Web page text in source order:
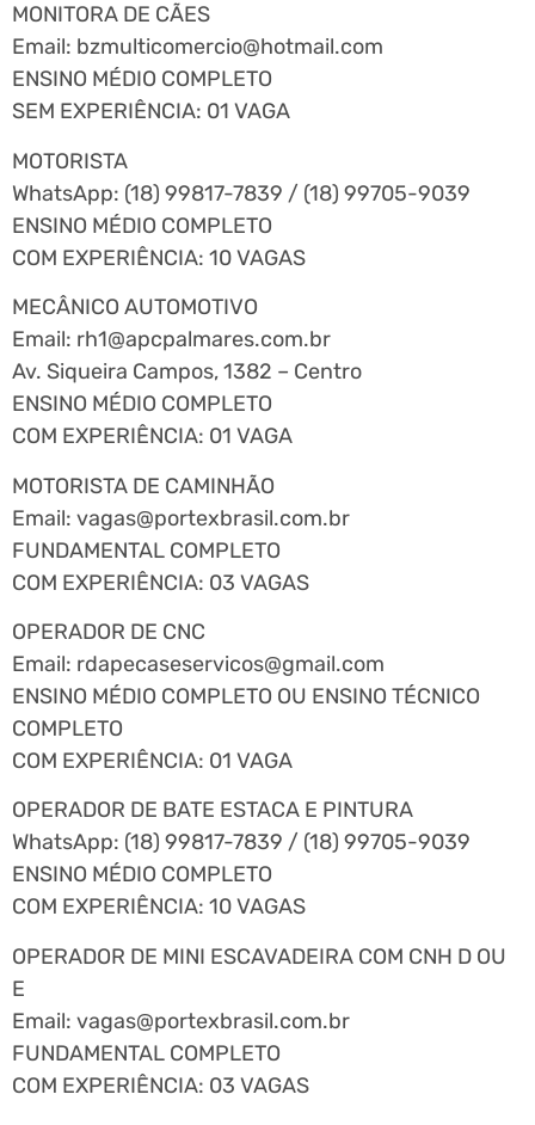
MONITORA DE CÃES
Email: bzmulticomercio@hotmail.com
ENSINO MÉDIO COMPLETO
SEM EXPERIÊNCIA: 01 VAGA
MOTORISTA
WhatsApp: (18) 99817-7839 / (18) 99705-9039
ENSINO MÉDIO COMPLETO
COM EXPERIÊNCIA: 10 VAGAS
MECÂNICO AUTOMOTIVO
Email: rh1@apcpalmares.com.br
Av. Siqueira Campos, 1382 – Centro
ENSINO MÉDIO COMPLETO
COM EXPERIÊNCIA: 01 VAGA
MOTORISTA DE CAMINHÃO
Email: vagas@portexbrasil.com.br
FUNDAMENTAL COMPLETO
COM EXPERIÊNCIA: 03 VAGAS
OPERADOR DE CNC
Email: rdapecaseservicos@gmail.com
ENSINO MÉDIO COMPLETO OU ENSINO TÉCNICO
COMPLETO
COM EXPERIÊNCIA: 01 VAGA
OPERADOR DE BATE ESTACA E PINTURA
WhatsApp: (18) 99817-7839 / (18) 99705-9039
ENSINO MÉDIO COMPLETO
COM EXPERIÊNCIA: 10 VAGAS
OPERADOR DE MINI ESCAVADEIRA COM CNH D OU
E
Email: vagas@portexbrasil.com.br
FUNDAMENTAL COMPLETO
COM EXPERIÊNCIA: 03 VAGAS